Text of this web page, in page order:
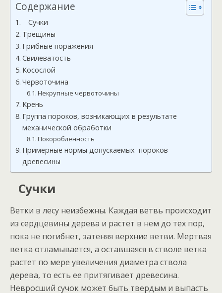
Содержание
Сучки
Трещины
Грибные поражения
Свилеватость
Косослой
Червоточина
Некрупные червоточины
Крень
Группа пороков, возникающих в результате
механической обработки
Покоробленность
Примерные нормы допускаемых пороков
древесины
Сучки
Ветки в лесу неизбежны. Каждая ветвь происходит
из сердцевины дерева и растет в нем до тех пор,
пока не погибнет, затеняя верхние ветви. Мертвая
ветка отламывается, а оставшаяся в стволе ветка
растет по мере увеличения диаметра ствола
дерева, то есть ее притягивает древесина.
Невросший сучок может быть твердым и выпасть